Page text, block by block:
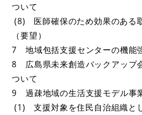
ついて
(8) 医師確保のため効果のある
（要望）
7 地域包括支援センターの機能
8 広島県未来創造バックアップ
ついて
9 過疎地域の生活支援モデル事
(1) 支援対象を住民自治組織と